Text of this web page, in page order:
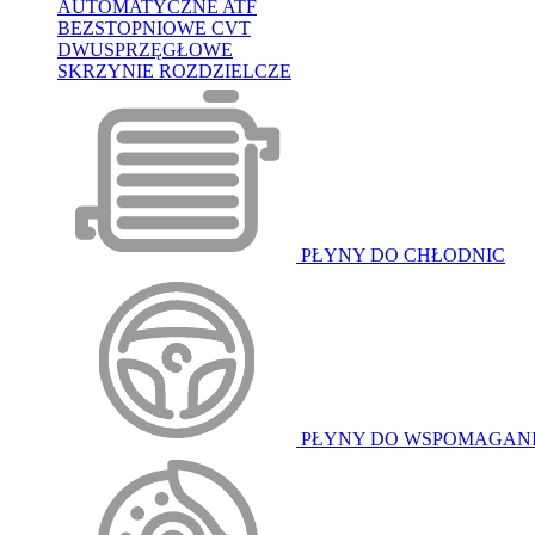
AUTOMATYCZNE ATF
BEZSTOPNIOWE CVT
DWUSPRZĘGŁOWE
SKRZYNIE ROZDZIELCZE
PŁYNY DO CHŁODNIC
PŁYNY DO